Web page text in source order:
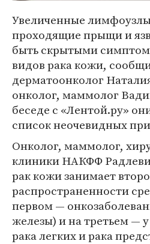
Увеличенные
проходящие прыщи и
быть скрытыми
видов рака кожи,
дерматоонколог
онколог, маммолог
беседе с «Лентой.ру»
список неочевидных
Онколог, маммолог,
клиники НАКФФ
рак кожи занимает
распространенности
первом —
железы) и на третьем —
рака легких и рака